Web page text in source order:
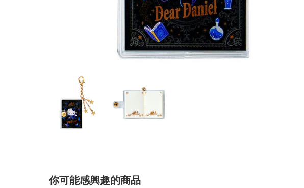
你可能感興趣的商品